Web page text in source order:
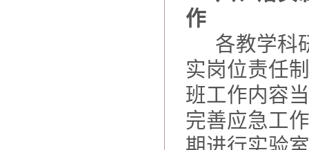
作
各教学科
实岗位责任
班工作内容
完善应急工